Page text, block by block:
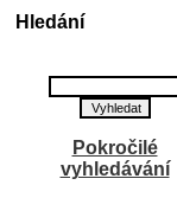
Hledání
Pokročilé
vyhledávání